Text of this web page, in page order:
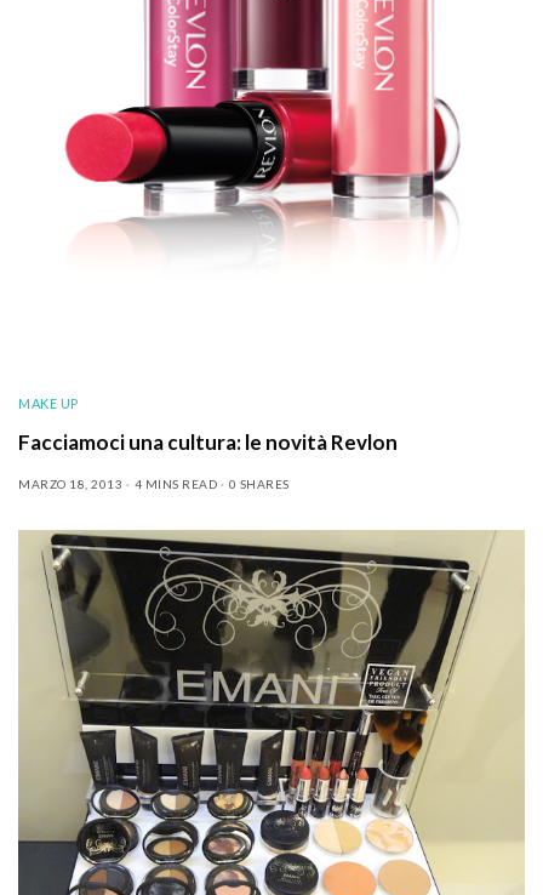
MAKE UP
Facciamoci una cultura: le novità Revlon
MARZO 18, 2013 4 MINS READ 0 SHARES